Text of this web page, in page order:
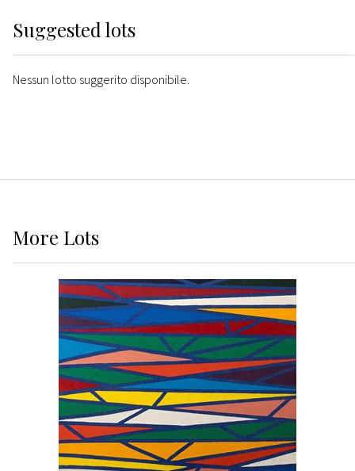
Suggested lots
Nessun lotto suggerito disponibile.
More Lots